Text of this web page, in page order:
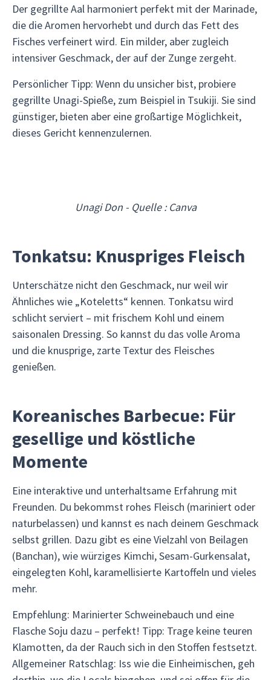
Der gegrillte Aal harmoniert perfekt mit der Marinade,
die die Aromen hervorhebt und durch das Fett des
Fisches verfeinert wird. Ein milder, aber zugleich
intensiver Geschmack, der auf der Zunge zergeht.
Persönlicher Tipp: Wenn du unsicher bist, probiere
gegrillte Unagi-Spieße, zum Beispiel in Tsukiji. Sie sind
günstiger, bieten aber eine großartige Möglichkeit,
dieses Gericht kennenzulernen.
Unagi Don - Quelle : Canva
Tonkatsu: Knuspriges Fleisch
Unterschätze nicht den Geschmack, nur weil wir
Ähnliches wie „Koteletts“ kennen. Tonkatsu wird
schlicht serviert – mit frischem Kohl und einem
saisonalen Dressing. So kannst du das volle Aroma
und die knusprige, zarte Textur des Fleisches
genießen.
Koreanisches Barbecue: Für
gesellige und köstliche
Momente
Eine interaktive und unterhaltsame Erfahrung mit
Freunden. Du bekommst rohes Fleisch (mariniert oder
naturbelassen) und kannst es nach deinem Geschmack
selbst grillen. Dazu gibt es eine Vielzahl von Beilagen
(Banchan), wie würziges Kimchi, Sesam-Gurkensalat,
eingelegten Kohl, karamellisierte Kartoffeln und vieles
mehr.
Empfehlung: Marinierter Schweinebauch und eine
Flasche Soju dazu – perfekt! Tipp: Trage keine teuren
Klamotten, da der Rauch sich in den Stoffen festsetzt.
Allgemeiner Ratschlag: Iss wie die Einheimischen, geh